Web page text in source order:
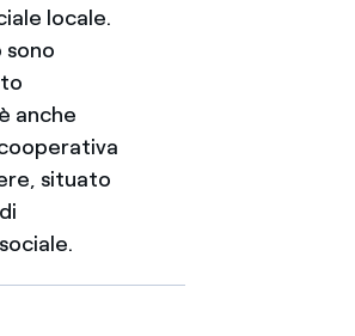
locale.
anche
situato